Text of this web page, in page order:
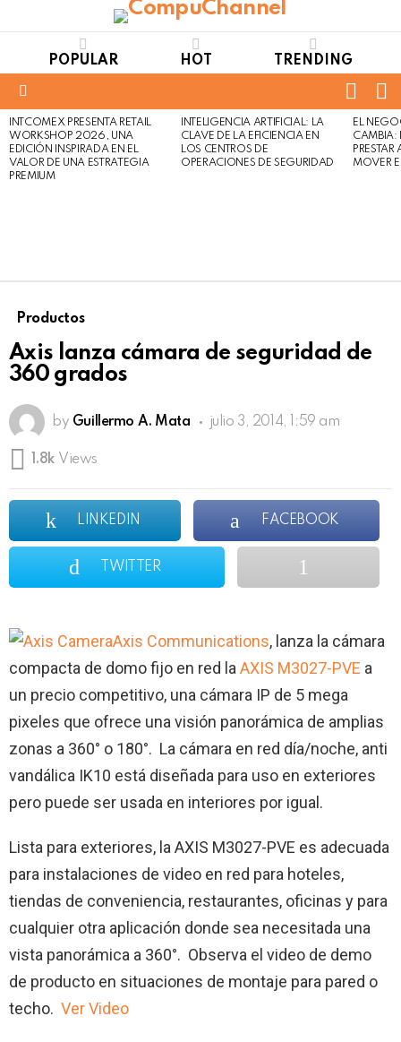
POPULAR HOT TRENDING
LATEST
STORIES
INTCOMEX PRESENTA RETAIL
WORKSHOP 2026, UNA
EDICIÓN INSPIRADA EN EL
VALOR DE UNA ESTRATEGIA
PREMIUM
INTELIGENCIA ARTIFICIAL: LA
CLAVE DE LA EFICIENCIA EN
LOS CENTROS DE
OPERACIONES DE SEGURIDAD
EL
CAMBIA:
MOVER
Productos
Axis lanza cámara de seguridad de
360 grados
by Guillermo A. Mata julio 3, 2014, 1:59 am
1.8k Views
LINKEDIN FACEBOOK
TWITTER
Axis Communications, lanza la cámara
compacta de domo fijo en red la AXIS M3027-PVE a
un precio competitivo, una cámara IP de 5 mega
pixeles que ofrece una visión panorámica de amplias
zonas a 360° o 180°. La cámara en red día/noche, anti
vandálica IK10 está diseñada para uso en exteriores
pero puede ser usada en interiores por igual.
Lista para exteriores, la AXIS M3027-PVE es adecuada
para instalaciones de video en red para hoteles,
tiendas de conveniencia, restaurantes, oficinas y para
cualquier otra aplicación donde sea necesitada una
vista panorámica a 360°. Observa el video de demo
de producto en situaciones de montaje para pared o
techo. Ver Video